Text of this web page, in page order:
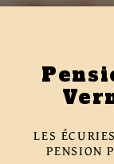
LES
PENSION